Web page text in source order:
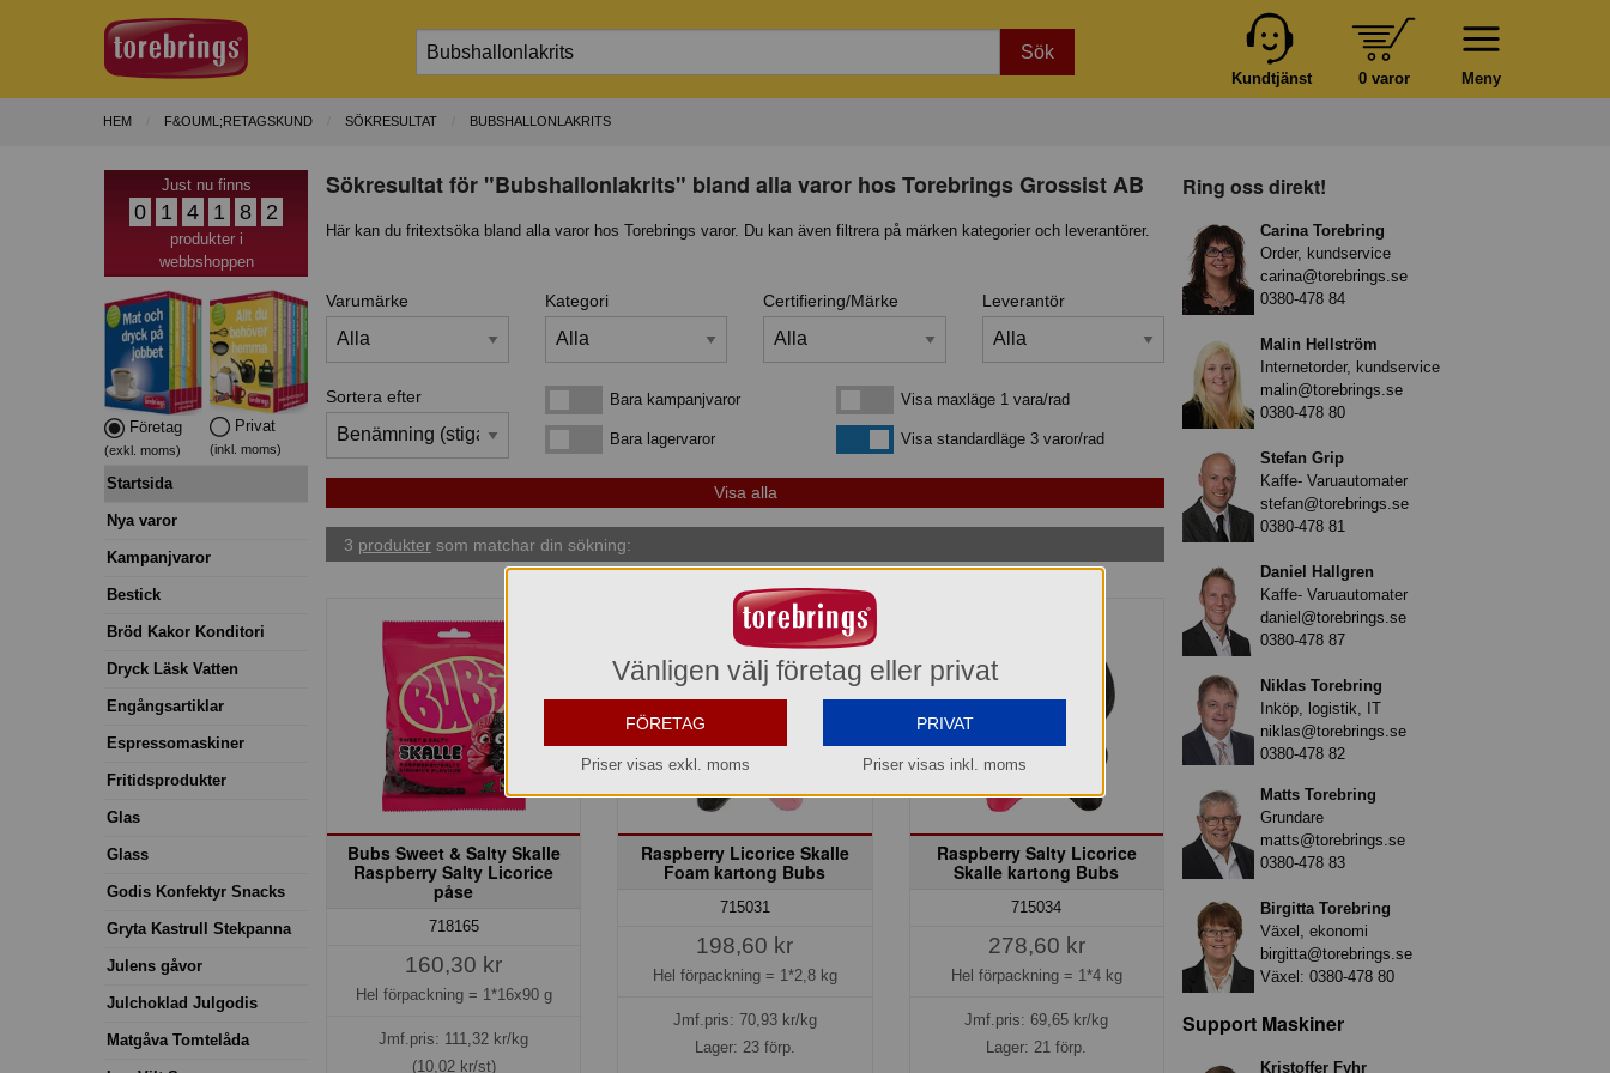
Sök
Meny
0 varor
Kundtjänst
HEM F&OUML;RETAGSKUND SÖKRESULTAT BUBSHALLONLAKRITS
Just nu finns
0 1 4 1 8 2
produkter i
webbshoppen
Företag
(exkl. moms)
Privat
(inkl. moms)
Startsida
Nya varor
Kampanjvaror
Bestick
Bröd Kakor Konditori
Dryck Läsk Vatten
Engångsartiklar
Espressomaskiner
Fritidsprodukter
Glas
Glass
Godis Konfektyr Snacks
Gryta Kastrull Stekpanna
Julens gåvor
Julchoklad Julgodis
Matgåva Tomtelåda
Sökresultat för "Bubshallonlakrits" bland alla varor hos Torebrings Grossist AB
Här kan du fritextsöka bland alla varor hos Torebrings varor. Du kan även filtrera på märken kategorier och leverantörer.
Varumärke Kategori Certifiering/Märke Leverantör
Sortera efter Bara kampanjvarorBara kampanjvaror
Bara lagervarorBara lagervaror
Visa maxläge 1 vara/rad
Visa maxläge 1 vara/rad
Visa standardlägeVisa standardläge 3 varor/rad
3 produkter som matchar din sökning:
Bubs Sweet & Salty Skalle
Raspberry Salty Licorice
påse
718165
160,30 kr
Hel förpackning = 1*16x90 g
Jmf.pris: 111,32 kr/kg
(10,02 kr/st)
Raspberry Licorice Skalle
Foam kartong Bubs
715031
198,60 kr
Hel förpackning = 1*2,8 kg
Jmf.pris: 70,93kr/kg
Lager: 23 förp.
Raspberry Salty Licorice
Skalle kartong Bubs
715034
278,60 kr
Hel förpackning = 1*4 kg
Jmf.pris:69,65 kr/kg
Lager: 21 förp.
Ring oss direkt!
Carina Torebring
Order, kundservice
carina@torebrings.se
0380-478 84
Malin Hellström
Internetorder, kundservice
malin@torebrings.se
0380-478 80
Stefan Grip
Kaffe- Varuautomater
stefan@torebrings.se
0380-478 81
Daniel Hallgren
Kaffe- Varuautomater
daniel@torebrings.se
0380-478 87
Niklas Torebring
Inköp, logistik, IT
niklas@torebrings.se
0380-478 82
Matts Torebring
Grundare
matts@torebrings.se
0380-478 83
Birgitta Torebring
Växel, ekonomi
birgitta@torebrings.se
Växel: 0380-478 80
Support Maskiner
Kristoffer Fyhr
Vänligen välj företag eller privat
FÖRETAG
Priser visas exkl. moms
PRIVAT
Priser visas inkl. moms